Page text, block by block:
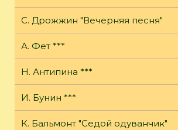
С. Дрожжин "Вечерняя песня"
А. Фет ***
Н. Антипина ***
И. Бунин ***
К. Бальмонт "Седой одуванчик"